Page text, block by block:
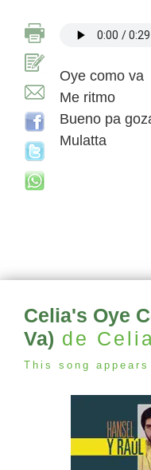
Oye como va
Me ritmo
Bueno pa
Mulatta
Celia's Oye
Va) de
This song